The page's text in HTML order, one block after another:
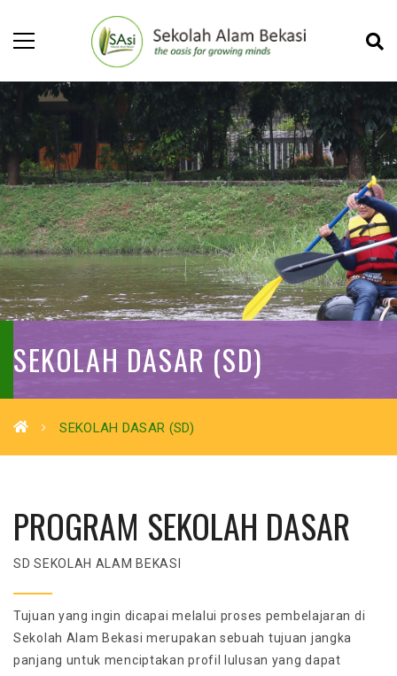
SEKOLAH DASAR (SD)
SEKOLAH DASAR (SD)
PROGRAM SEKOLAH DASAR
SD SEKOLAH ALAM BEKASI
Tujuan yang ingin dicapai melalui proses pembelajaran di
Sekolah Alam Bekasi merupakan sebuah tujuan jangka
panjang untuk menciptakan profil lulusan yang dapat